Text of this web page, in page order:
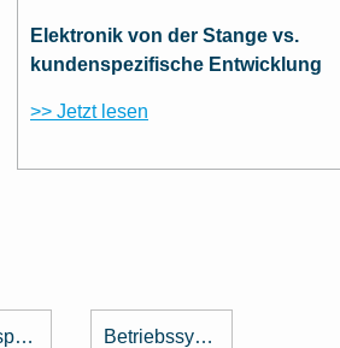
Elektronik von der Stange vs.
kundenspezifische Entwicklung
>> Jetzt lesen
Betriebsspannung Betriebssystem